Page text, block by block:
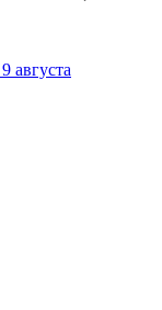
9 августа